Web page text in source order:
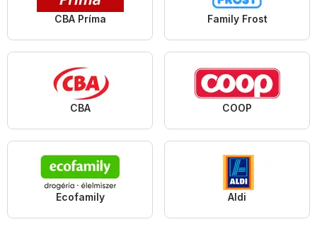
CBA Príma Family Frost
CBA COOP
Ecofamily Aldi